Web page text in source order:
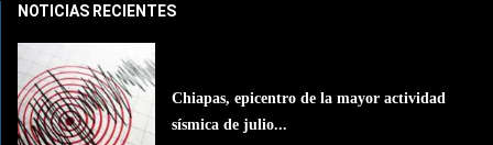
NOTICIAS RECIENTES
Chiapas, epicentro de la mayor actividad
sísmica de julio...